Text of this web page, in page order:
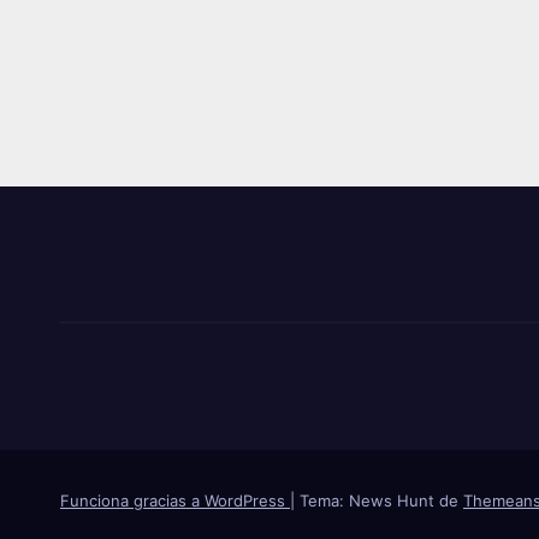
Funciona gracias a WordPress Tema: News Hunt de